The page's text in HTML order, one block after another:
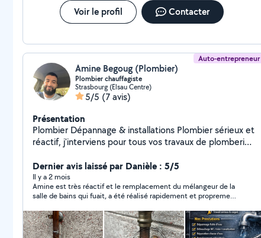
Voir le profil Contacter
Auto-entrepreneur
Amine Begoug (Plombier)
Plombier chauffagiste
Strasbourg (Elsau Centre)
5/5 (7 avis)
Présentation
Plombier Dépannage & installations Plombier sérieux et
réactif, j'interviens pour tous vos travaux de plomberie :
Remplacement robinetterie Chauffe-eau / ballon d'eau
chaude Installation sanitaire Petits travaux &
réparations Intervention rapide, travail soigné, tarifs
honnêtes.
Dernier avis laissé par Danièle : 5/5
Il y a 2 mois
Amine est très réactif et le remplacement du mélangeur de la
salle de bains qui fuait, a été réalisé rapidement et proprement.
vous.